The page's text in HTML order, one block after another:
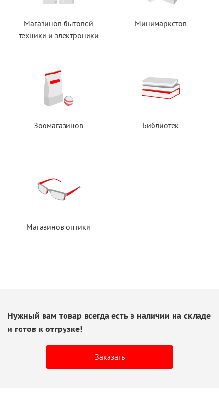
Магазинов бытовой
техники и электроники
Минимаркетов
Зоомагазинов Библиотек
Магазинов оптики
Нужный вам товар всегда есть в наличии на складе
и готов к отгрузке!
Заказать